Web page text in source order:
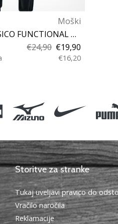
Moški
Hlače JAKO CLASSICO FUNCTIONAL PANTS
€24,90 €19,90
€16,20
Storitve za stranke
Tukaj uveljavi pravico do
Vračilo naročila
Reklamacije